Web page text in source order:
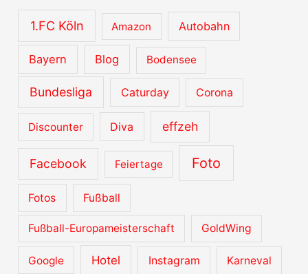
e
1.FC Köln Amazon Autobahn
Bayern Blog Bodensee
Bundesliga Caturday Corona
Discounter Diva effzeh
Facebook Feiertage Foto
Fotos Fußball
Fußball-Europameisterschaft GoldWing
Google Hotel Instagram Karneval